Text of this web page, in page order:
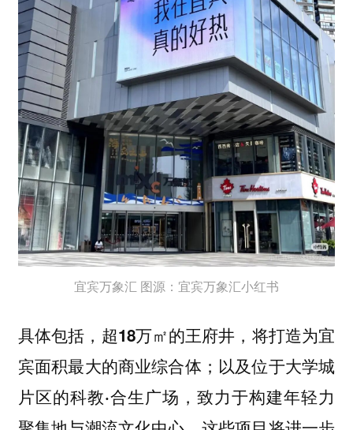
宜宾万象汇 图源：宜宾万象汇小红书
具体包括， 超18万㎡的王府井 ，将打造为宜
宾面积最大的商业综合体；以及位于大学城
片区的科教·合生广场 ，致力于构建年轻力